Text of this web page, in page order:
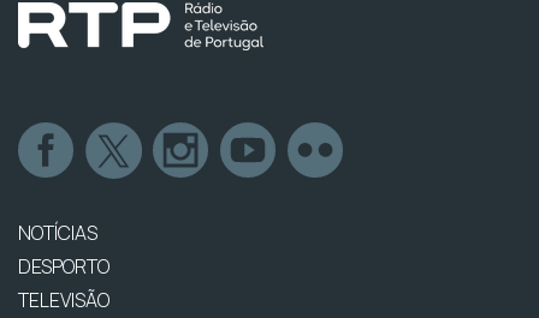
NOTÍCIAS
DESPORTO
TELEVISÃO